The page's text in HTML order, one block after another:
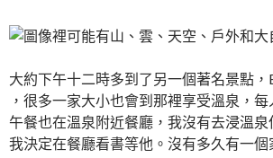
大約下午十二時多到了另一個著名景點，
，很多一家大小也會到那裡享受溫泉，每
午餐也在溫泉附近餐廳，我沒有去浸溫泉
我決定在餐廳看書等他。沒有多久有一